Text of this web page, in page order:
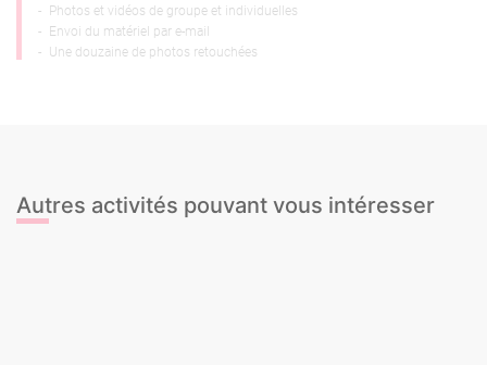
-
Photos et vidéos de groupe et individuelles
-
Envoi du matériel par e-mail
- Une douzaine de photos retouchées
Autres activités pouvant vous intéresser